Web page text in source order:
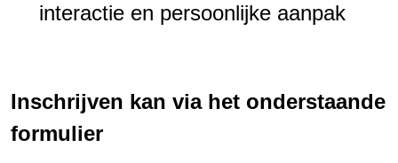
interactie en persoonlijke aanpak
Inschrijven kan via het onderstaande
formulier